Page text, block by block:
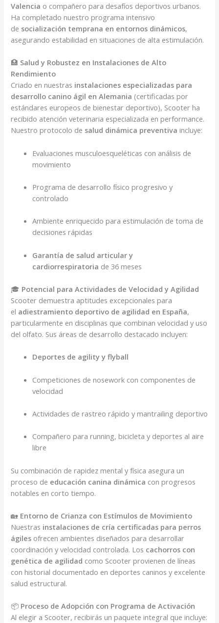
Valencia o compañero para desafíos deportivos urbanos.
Ha completado nuestro programa intensivo
de socialización temprana en entornos dinámicos,
asegurando estabilidad en situaciones de alta estimulación.
🏥 Salud y Robustez en Instalaciones de Alto
Rendimiento
Criado en nuestras instalaciones especializadas para
desarrollo canino ágil en Alemania (certificadas por
estándares europeos de bienestar deportivo), Scooter ha
recibido atención veterinaria especializada en performance.
Nuestro protocolo de salud dinámica preventiva incluye:
Evaluaciones musculoesqueléticas con análisis de
movimiento
Programa de desarrollo físico progresivo y
controlado
Ambiente enriquecido para estimulación de toma de
decisiones rápidas
Garantía de salud articular y
cardiorrespiratoria de 36 meses
🎓 Potencial para Actividades de Velocidad y Agilidad
Scooter demuestra aptitudes excepcionales para
el adiestramiento deportivo de agilidad en España,
particularmente en disciplinas que combinan velocidad y uso
del olfato. Sus áreas de desarrollo destacado incluyen:
Deportes de agility y flyball
Competiciones de nosework con componentes de
velocidad
Actividades de rastreo rápido y mantrailing deportivo
Compañero para running, bicicleta y deportes al aire
libre
Su combinación de rapidez mental y física asegura un
proceso de educación canina dinámica con progresos
notables en corto tiempo.
🏡 Entorno de Crianza con Estímulos de Movimiento
Nuestras instalaciones de cría certificadas para perros
ágiles ofrecen ambientes diseñados para desarrollar
coordinación y velocidad controlada. Los cachorros con
genética de agilidad como Scooter provienen de líneas
con historial documentado en deportes caninos y excelente
salud estructural.
📦 Proceso de Adopción con Programa de Activación
Al elegir a Scooter, recibirás un paquete integral que incluye: